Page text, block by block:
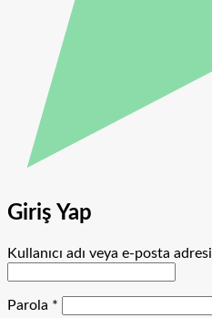
Giriş Yap
Kullanıcı adı veya e-posta adresi
Parola *